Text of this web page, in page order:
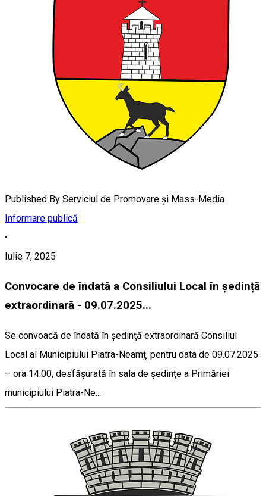
Published By Serviciul de Promovare și Mass-Media
Informare publică
•
Iulie 7, 2025
Convocare de îndată a Consiliului Local în ședință
extraordinară - 09.07.2025...
Se convoacă de îndată în ședinţă extraordinară Consiliul
Local al Municipiului Piatra-Neamţ, pentru data de 09.07.2025
– ora 14:00, desfășurată în sala de şedinţe a Primăriei
municipiului Piatra-Ne...